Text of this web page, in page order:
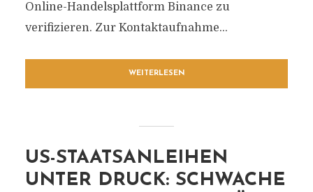
Online-Handelsplattform Binance zu
verifizieren. Zur Kontaktaufnahme...
WEITERLESEN
US-STAATSANLEIHEN
UNTER DRUCK: SCHWACHE